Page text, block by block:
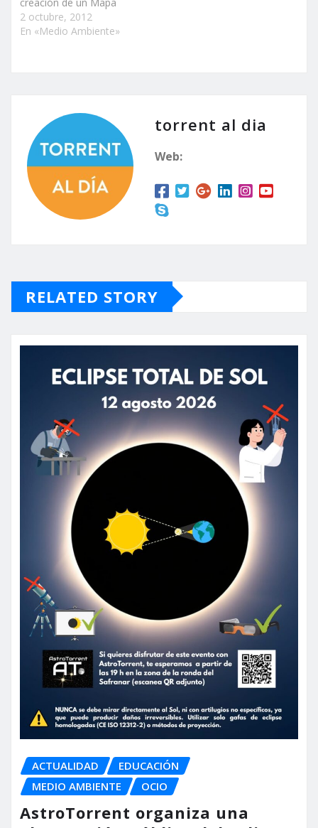
Acústico y un Programa
de Actuación El
definitivo que será
aprobado…
2 octubre, 2012
En «Medio Ambiente»
torrent al dia
Web:
RELATED STORY
ACTUALIDAD
EDUCACIÓN
MEDIO AMBIENTE
OCIO
AstroTorrent organiza una